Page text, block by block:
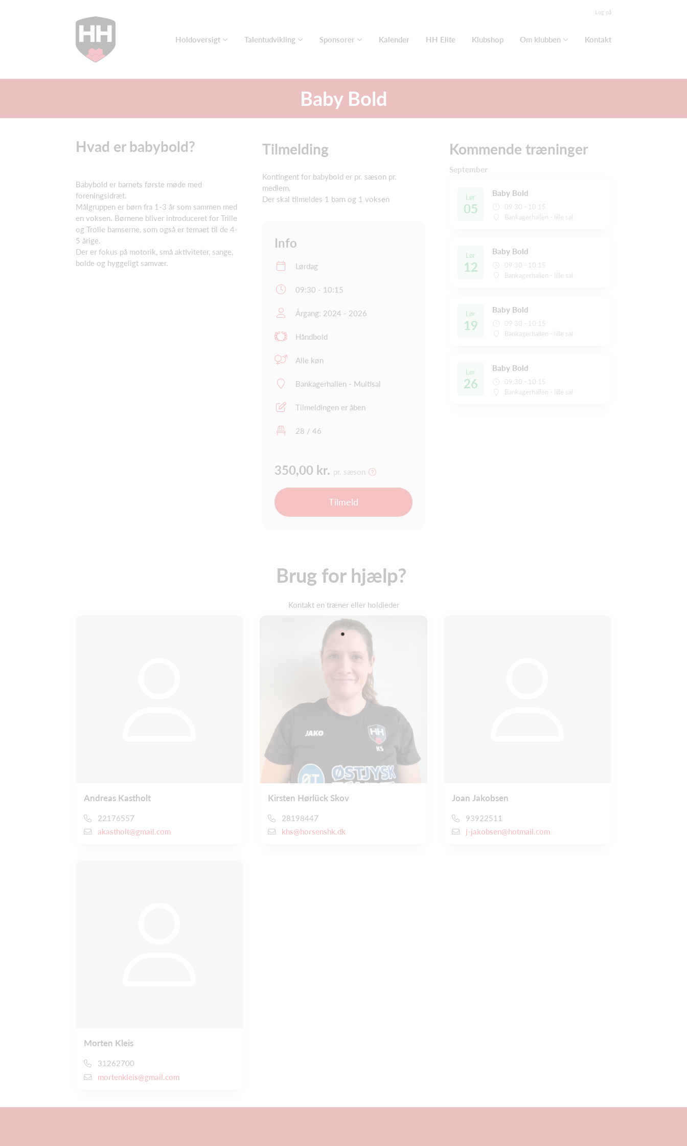
Log på
Holdoversigt Talentudvikling Sponsorer Kalender HH Elite Klubshop Om klubben Kontakt
Baby Bold
Hvad er babybold?
Babybold er barnets første møde med
foreningsidræt.
Målgruppen er børn fra 1-3 år som sammen med
en voksen. Børnene bliver introduceret for Trille
og Trolle bamserne, som også er temaet til de 4-
5 årige.
Der er fokus på motorik, små aktiviteter, sange,
bolde og hyggeligt samvær.
Tilmelding
Kontingent for babybold er pr. sæson pr.
medlem.
Der skal tilmeldes 1 barn og 1 voksen
Info
Lørdag
09:30 - 10:15
Årgang: 2024 - 2026
Håndbold
Alle køn
Bankagerhallen - Multisal
Tilmeldingen er åben
28 / 46
350,00 kr. pr. sæson
Tilmeld
Kommende træninger
September
Lør
05
Baby Bold
09:30 - 10:15
Bankagerhallen - lille sal
Lør
12
Baby Bold
09:30 - 10:15
Bankagerhallen - lille sal
Lør
19
Baby Bold
09:30 - 10:15
Bankagerhallen - lille sal
Lør
26
Baby Bold
09:30 - 10:15
Bankagerhallen - lille sal
Brug for hjælp?
Kontakt en træner eller holdleder
Andreas Kastholt
22176557
akastholt@gmail.com
Kirsten Hørlück Skov
28198447
khs@horsenshk.dk
Joan Jakobsen
93922511
j-jakobsen@hotmail.com
Morten Kleis
31262700
mortenkleis@gmail.com